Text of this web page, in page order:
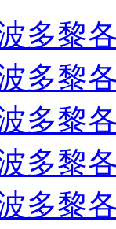
多黎
多黎
多黎
多黎
多黎